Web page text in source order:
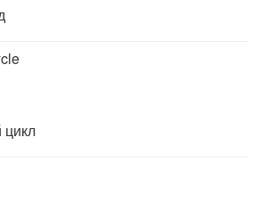
цикл